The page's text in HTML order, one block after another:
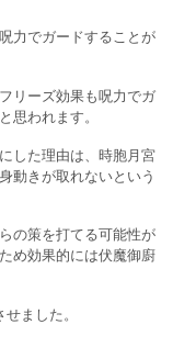
力でガードすることが
リーズ効果も呪力でガ
思われます。
した理由は、時胞月宮
動きが取れないという
の策を打てる可能性が
め効果的には伏魔御廚
ました。